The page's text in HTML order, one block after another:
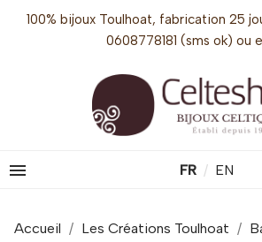
100% bijoux Toulhoat, fabrication 25
0608778181 (sms ok) ou
 FR / EN
Accueil Les Créations Toulhoat